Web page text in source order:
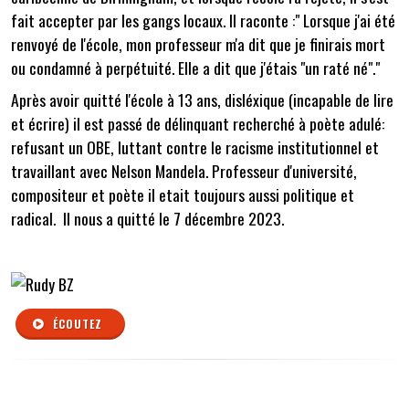
fait accepter par les gangs locaux. Il raconte :" Lorsque j'ai été
renvoyé de l'école, mon professeur m'a dit que je finirais mort
ou condamné à perpétuité. Elle a dit que j'étais "un raté né"."
Après avoir quitté l'école à 13 ans, disléxique (incapable de lire
et écrire) il est passé de délinquant recherché à poète adulé:
refusant un OBE, luttant contre le racisme institutionnel et
travaillant avec Nelson Mandela. Professeur d'université,
compositeur et poète il etait toujours aussi politique et
radical. Il nous a quitté le 7 décembre 2023.
ÉCOUTEZ